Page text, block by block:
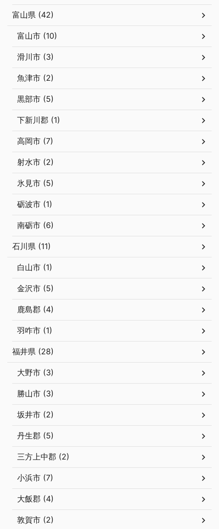
富山県 (42)
富山市 (10)
滑川市 (3)
魚津市 (2)
黒部市 (5)
下新川郡 (1)
高岡市 (7)
射水市 (2)
氷見市 (5)
砺波市 (1)
南砺市 (6)
石川県 (11)
白山市 (1)
金沢市 (5)
鹿島郡 (4)
羽咋市 (1)
福井県 (28)
大野市 (3)
勝山市 (3)
坂井市 (2)
丹生郡 (5)
三方上中郡 (2)
小浜市 (7)
大飯郡 (4)
敦賀市 (2)